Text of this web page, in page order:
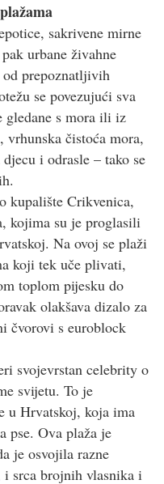
sakrivene mirne
urbane živahne
od prepoznatljivih
se povezujući sva
gledane s mora ili iz
čistoća mora,
i odrasle – tako se
kupalište Crikvenica,
kojima su je proglasili
Na ovoj se plaži
koji tek uče plivati,
toplom pijesku do
olakšava dizalo za
čvorovi s euroblock
svojevrstan celebrity o
svijetu. To je
u Hrvatskoj, koja ima
pse. Ova plaža je
je osvojila razne
i srca brojnih vlasnika i